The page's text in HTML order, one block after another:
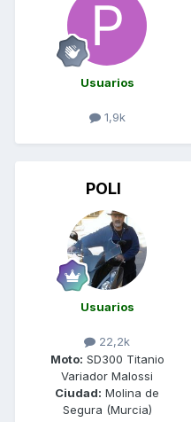
Usuarios
1,9k
POLI
Usuarios
22,2k
Moto: SD300 Titanio
Variador Malossi
Ciudad: Molina de
Segura (Murcia)